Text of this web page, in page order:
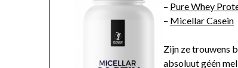
– Pure Whey
– Micellar Casein
Zijn ze trouwens
absoluut géén